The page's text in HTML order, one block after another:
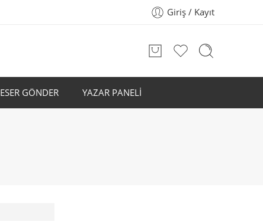
Giriş / Kayıt
ESER GÖNDER YAZAR PANELİ